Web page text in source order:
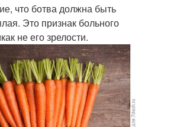
что ботва должна быть
Это признак больного
не его зрелости.